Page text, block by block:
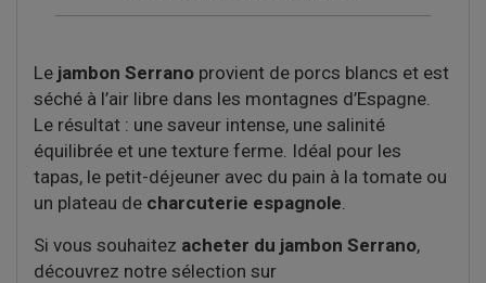
Le jambon Serrano provient de porcs blancs et est
séché à l’air libre dans les montagnes d’Espagne.
Le résultat : une saveur intense, une salinité
équilibrée et une texture ferme. Idéal pour les
tapas, le petit-déjeuner avec du pain à la tomate ou
un plateau de charcuterie espagnole.
Si vous souhaitez acheter du jambon Serrano,
découvrez notre sélection sur